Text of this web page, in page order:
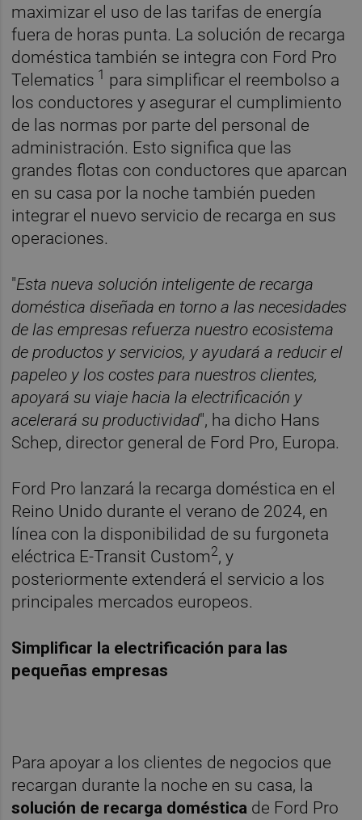
maximizar el uso de las tarifas de energía
fuera de horas punta. La solución de recarga
doméstica también se integra con Ford Pro
Telematics 1 para simplificar el reembolso a
los conductores y asegurar el cumplimiento
de las normas por parte del personal de
administración. Esto significa que las
grandes flotas con conductores que aparcan
en su casa por la noche también pueden
integrar el nuevo servicio de recarga en sus
operaciones.
"Esta nueva solución inteligente de recarga
doméstica diseñada en torno a las necesidades
de las empresas refuerza nuestro ecosistema
de productos y servicios, y ayudará a reducir el
papeleo y los costes para nuestros clientes,
apoyará su viaje hacia la electrificación y
acelerará su productividad", ha dicho Hans
Schep, director general de Ford Pro, Europa.
Ford Pro lanzará la recarga doméstica en el
Reino Unido durante el verano de 2024, en
línea con la disponibilidad de su furgoneta
eléctrica E-Transit Custom2, y
posteriormente extenderá el servicio a los
principales mercados europeos.
Simplificar la electrificación para las
pequeñas empresas
Para apoyar a los clientes de negocios que
recargan durante la noche en su casa, la
solución de recarga doméstica de Ford Pro